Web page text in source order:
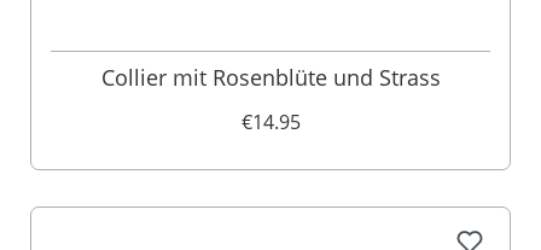
Collier mit Rosenblüte und Strass
€14.95